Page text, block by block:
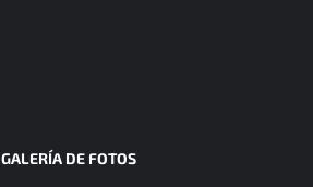
GALERÍA DE FOTOS